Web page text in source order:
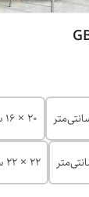
20 × 16 سانتی‌متر
22 × 22 سانتی‌متر